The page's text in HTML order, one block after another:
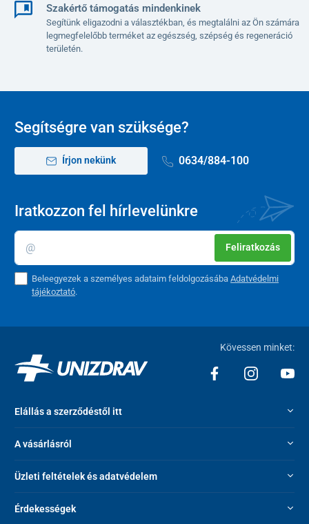
Szakértő támogatás mindenkinek
Segítünk eligazodni a választékban, és megtalálni az Ön számára
legmegfelelőbb terméket az egészség, szépség és regeneráció
területén.
Segítségre van szüksége?
Írjon nekünk 0634/884-100
Iratkozzon fel hírlevelünkre
Feliratkozás
Beleegyezek a személyes adataim feldolgozásábaAdatvédelmi
tájékoztató.
Kövessen minket:
Elállás a szerződéstől itt
A vásárlásról
Üzleti feltételek és adatvédelem
Érdekességek